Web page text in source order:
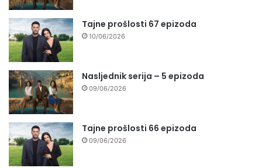
Tajne prošlosti 67 epizoda
10/06/2026
Nasljednik serija – 5 epizoda
09/06/2026
Tajne prošlosti 66 epizoda
09/06/2026